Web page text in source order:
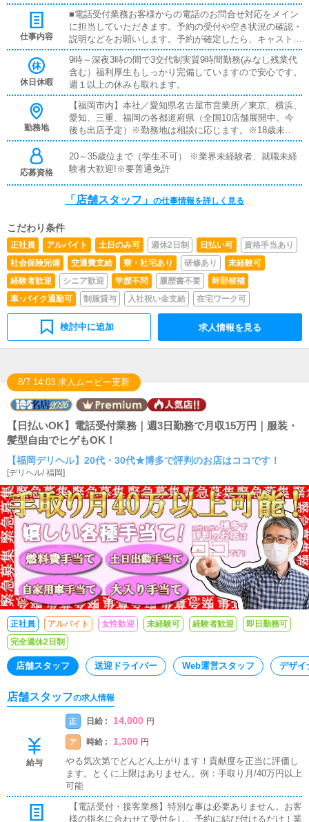
金・雇用保険加入制度有※社用車支給(プリウス、クラウン
など)※食事代・携帯代一部支給法人として店舗経営してお
りますので各種保険も完備！ご家族のある方も安心して働
けます。【年収例】850万円以上／副店長(40歳・入社10年
目)月給 60万円＋賞与80万円(年2回)※副店長Mのコメント
一般社員の時ももちろんですが、副店長になってからお給
料が一気に上がりました。車もプリウスから新型のアルフ
ァードになりました。食事代や携帯代の補助もあるので、
お給料のほとんどが貯金できます(^^)
仕事内容
■電話受付業務お客様からの電話のお問合せ対応をメイン
に担当していただきます。予約の受付や空き状況の確認・
説明などをお願いします。予約が確定したら、キャストや
ドライバーへ速やかに通達する業務も行います。業務に必
要な簡単なマニュアルや先輩スタッフへの相談環境が整っ
ているため、未経験者でも安心して働けます。■企画の立
案店舗イベントや店舗運営に関する様々な企画を提案して
いただきます。新規のお客様獲得、既存顧客のリピート率
向上、キャストの入店数増加など、売上向上に直結する施
策の提案と実行をお願いします。■キャスト管理店舗で働
くキャストがより多く稼げるようサポートするのがこの業
務です。SNSやブログなどを活用した効果的なPR方法
（写メ日記の更新方法など）についてのアドバイスや指導
を行っていただきます。■PC更新業務ヘブンネットなどの
求人ポータルサイトに掲載されている店舗情報の更新を行
っていただきます。具体的には、キャストの出勤予定情報
特別なPCスキルは不要で、基本的なボタン操作と簡単な
テキスト入力ができれば対応可能です。PC操作が苦手な
方でも先輩スタッフが丁寧にサポートします。■清掃・備
品管理お客様やキャストが快適にお過ごしいただけるよ
う、店内の清掃や備品の管理・補充を行っていただきま
す。トイレや待機室などの店舗全体の清掃、消耗品やアメ
ニティの在庫管理・補充など、衛生的で整理整頓された店
舗環境を保つ業務を担当していただきます。
休日休暇
9時～深夜3時の間で3交代制実質9時間勤務(みなし残業代
含む）福利厚生もしっかり完備していますので安心です。
週１以上の休みも取れます。
勤務地
【福岡市内】本社／愛知県名古屋市営業所／東京、横浜、
愛知、三重、福岡の各都道府県（全国10店舗展開中。今
後も出店予定）※勤務地は相談に応じます。※18歳未満
（高校生を含む）の応募はお断りします。
応募資格
20～35歳位まで（学生不可） ※業界未経験者、就職未経
験者大歓迎!※要普通免許
「店舗スタッフ」 の仕事情報を詳しく見る
こだわり条件
正社員 アルバイト 土日のみ可 週休2日制 日払い可
資格手当あり
社会保険完備
交通費支給 寮・社宅あり 研修あり
未経験可
経験者歓迎
シニア歓迎 学歴不問 履歴書不要
幹部候補
車･バイク通勤可
制服貸与 入社祝い金支給 在宅ワーク可
検討中に追加 求人情報を見る
8/7 14:03 求人ムービー更新
【日払いOK】電話受付業務｜週3日勤務で月収15万円｜服装・
髪型自由でヒゲもOK！
【福岡デリヘル】20代・30代★博多で評判のお店はココです！
[デリヘル/福岡]
正社員 アルバイト 女性歓迎 未経験可 経験者歓迎
即日勤務可
完全週休2日制
店舗スタッフ 送迎ドライバー Web運営スタッフ デザイ
店舗スタッフの求人情報
給与
正 日給 : 14,000 円
ア 時給 : 1,300 円
やる気次第でどんどん上がります！貢献度を正当に評価し
ます。とくに上限はありません。例：手取り月/40万円以上
可能
【電話受付・接客業務】特別な事は必要ありません。お客
様の指名に合わせて受付をし、予約に結び付けるだけ！業